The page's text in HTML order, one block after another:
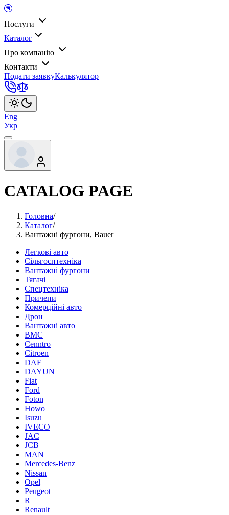
Послуги
Каталог
Про компанію
Контакти
Подати заявкуКалькулятор
Eng
Укр
CATALOG PAGE
Головна/
Каталог/
Вантажні фургони, Bauer
Легкові авто
Сільгосптехніка
Вантажні фургони
Тягачі
Спецтехніка
Причепи
Комерційні авто
Дрон
Вантажні авто
BMC
Cenntro
Citroen
DAF
DAYUN
Fiat
Ford
Foton
Howo
Isuzu
IVECO
JAC
JCB
MAN
Mercedes-Benz
Nissan
Opel
Peugeot
R
Renault